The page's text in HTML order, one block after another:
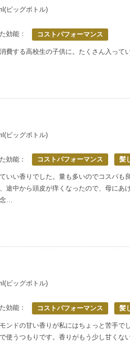
ビッグボトル)
効能： コストパフォーマンス
費する高校生の子供に。たくさん入って
ビッグボトル)
効能： コストパフォーマンス 髪
いい香りでした。量も多いのでコスパも
途中から頭皮が痒くなったので、母にあ
…
ビッグボトル)
効能： コストパフォーマンス 髪
ンドの甘い香りが私にはちょっと苦手で
使うつもりです。香りがもう少し甘くな